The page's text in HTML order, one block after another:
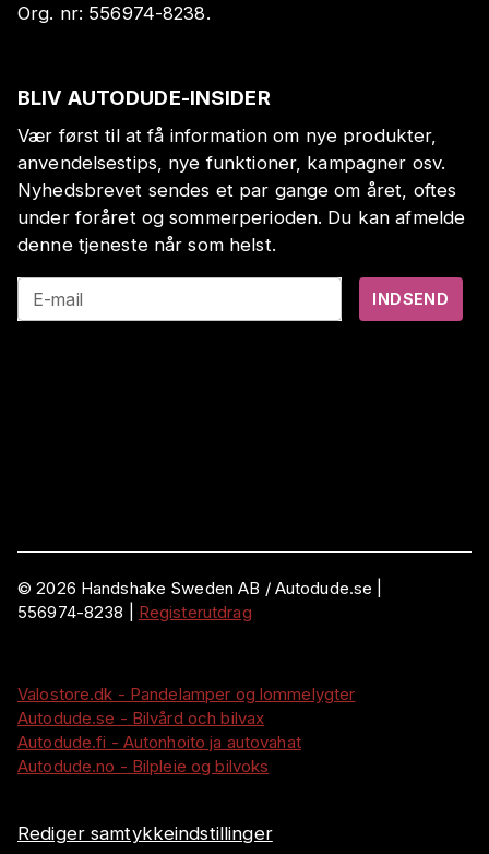
Org. nr: 556974-8238.
BLIV AUTODUDE-INSIDER
Vær først til at få information om nye produkter,
anvendelsestips, nye funktioner, kampagner osv.
Nyhedsbrevet sendes et par gange om året, oftes
under foråret og sommerperioden. Du kan afmelde
denne tjeneste når som helst.
E-mail INDSEND
©2026 Handshake Sweden AB / Autodude.se |
556974-8238
Registerutdrag
Valostore.dk - Pandelamper og lommelygter
Autodude.se - Bilvård och bilvax
Autodude.fi - Autonhoito ja autovahat
Autodude.no - Bilpleie og bilvoks
Rediger samtykkeindstillinger